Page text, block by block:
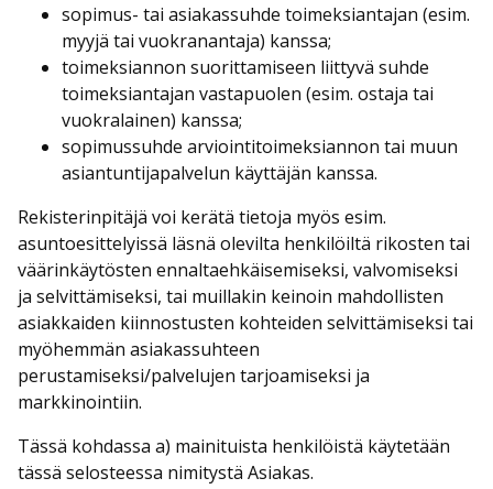
sopimus- tai asiakassuhde toimeksiantajan (esim.
myyjä tai vuokranantaja) kanssa;
toimeksiannon suorittamiseen liittyvä suhde
toimeksiantajan vastapuolen (esim. ostaja tai
vuokralainen) kanssa;
sopimussuhde arviointitoimeksiannon tai muun
asiantuntijapalvelun käyttäjän kanssa.
Rekisterinpitäjä voi kerätä tietoja myös esim.
asuntoesittelyissä läsnä olevilta henkilöiltä rikosten tai
väärinkäytösten ennaltaehkäisemiseksi, valvomiseksi
ja selvittämiseksi, tai muillakin keinoin mahdollisten
asiakkaiden kiinnostusten kohteiden selvittämiseksi tai
myöhemmän asiakassuhteen
perustamiseksi/palvelujen tarjoamiseksi ja
markkinointiin.
Tässä kohdassa a) mainituista henkilöistä käytetään
tässä selosteessa nimitystä Asiakas.